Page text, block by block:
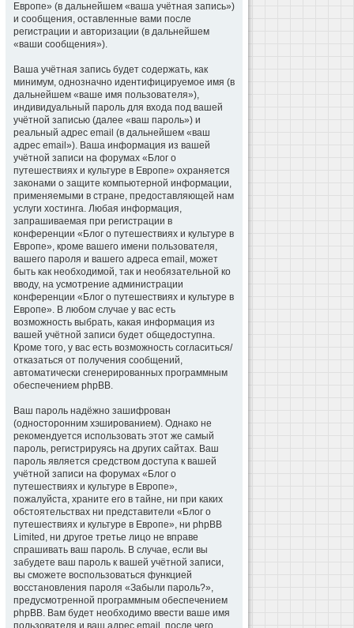
Европе» (в дальнейшем «ваша учётная запись»)
и сообщения, оставленные вами после
регистрации и авторизации (в дальнейшем
«ваши сообщения»).
Ваша учётная запись будет содержать, как
минимум, однозначно идентифицируемое имя (в
дальнейшем «ваше имя пользователя»),
индивидуальный пароль для входа под вашей
учётной записью (далее «ваш пароль») и
реальный адрес email (в дальнейшем «ваш
адрес email»). Ваша информация из вашей
учётной записи на форумах «Блог о
путешествиях и культуре в Европе» охраняется
законами о защите компьютерной информации,
применяемыми в стране, предоставляющей нам
услуги хостинга. Любая информация,
запрашиваемая при регистрации в
конференции «Блог о путешествиях и культуре в
Европе», кроме вашего имени пользователя,
вашего пароля и вашего адреса email, может
быть как необходимой, так и необязательной ко
вводу, на усмотрение администрации
конференции «Блог о путешествиях и культуре в
Европе». В любом случае у вас есть
возможность выбрать, какая информация из
вашей учётной записи будет общедоступна.
Кроме того, у вас есть возможность согласиться/
отказаться от получения сообщений,
автоматически сгенерированных программным
обеспечением phpBB.
Ваш пароль надёжно зашифрован
(односторонним хэшированием). Однако не
рекомендуется использовать этот же самый
пароль, регистрируясь на других сайтах. Ваш
пароль является средством доступа к вашей
учётной записи на форумах «Блог о
путешествиях и культуре в Европе»,
пожалуйста, храните его в тайне, ни при каких
обстоятельствах ни представители «Блог о
путешествиях и культуре в Европе», ни phpBB
Limited, ни другое третье лицо не вправе
спрашивать ваш пароль. В случае, если вы
забудете ваш пароль к вашей учётной записи,
вы сможете воспользоваться функцией
восстановления пароля «Забыли пароль?»,
предусмотренной программным обеспечением
phpBB. Вам будет необходимо ввести ваше имя
пользователя и ваш адрес email, после чего